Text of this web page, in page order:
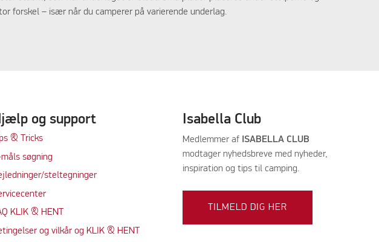
forskel – især når du camperer på varierende underlag.
og support
& Tricks
søgning
steltegninger
KLIK & HENT
og vilkår og KLIK & HENT
Isabella Club
Medlemmer afISABELLA CLUB
modtager nyhedsbreve med nyheder,
inspiration og tips til camping.
TILMELD DIG HER